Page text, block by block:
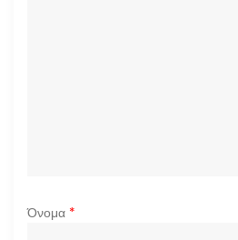
Όνομα *